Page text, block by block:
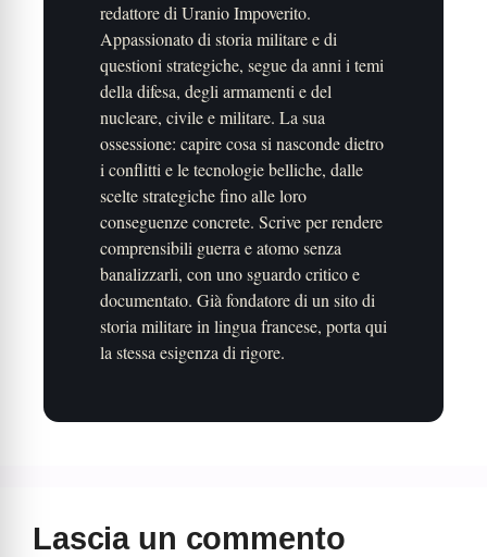
redattore di Uranio Impoverito.
Appassionato di storia militare e di
questioni strategiche, segue da anni i temi
della difesa, degli armamenti e del
nucleare, civile e militare. La sua
ossessione: capire cosa si nasconde dietro
i conflitti e le tecnologie belliche, dalle
scelte strategiche fino alle loro
conseguenze concrete. Scrive per rendere
comprensibili guerra e atomo senza
banalizzarli, con uno sguardo critico e
documentato. Già fondatore di un sito di
storia militare in lingua francese, porta qui
la stessa esigenza di rigore.
Lascia un commento